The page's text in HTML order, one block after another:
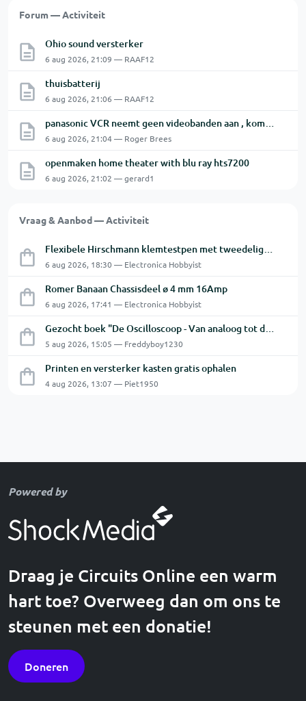
Forum — Activiteit
Ohio sound versterker
6 aug 2026, 21:09 — RAAF12
thuisbatterij
6 aug 2026, 21:06 — RAAF12
panasonic VCR neemt geen videobanden aan , komen er onmiddellijk terug uit.
6 aug 2026, 21:04 — Roger Brees
openmaken home theater with blu ray hts7200
6 aug 2026, 21:02 — gerard1
Vraag & Aanbod — Activiteit
Flexibele Hirschmann klemtestpen met tweedelige klem.
6 aug 2026, 18:30 — Electronica Hobbyist
Romer Banaan Chassisdeel ø 4 mm 16Amp
6 aug 2026, 17:41 — Electronica Hobbyist
Gezocht boek "De Oscilloscoop - Van analoog tot digitaal"
5 aug 2026, 15:05 — Freddyboy1230
Printen en versterker kasten gratis ophalen
4 aug 2026, 13:07 — Piet1950
Powered by
Draag je Circuits Online een warm
hart toe? Overweeg dan om ons te
steunen met een donatie!
Doneren